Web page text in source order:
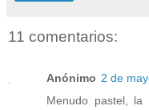
11 comentarios:
Anónimo 2 de
Menudo pastel, la